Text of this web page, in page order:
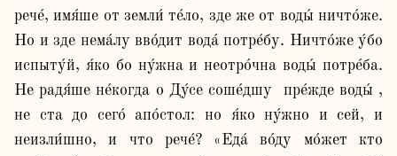
рече́, имя́ше от земли́ те́ло, зде же от воды́ ничто́же.
Но и зде нема́лу вво́дит вода́ потре́бу. Ничто́же у́бо
испыту́й, я́ко бо ну́жна и неотро́чна воды́ потре́ба.
Не радя́ше не́когда о Ду́се соше́дшу  пре́жде воды́ ,
не ста до сего́ апо́стол: но я́ко ну́жно и сей, и
неизли́шно, и что рече́? «Еда́ во́ду мо́жет кто